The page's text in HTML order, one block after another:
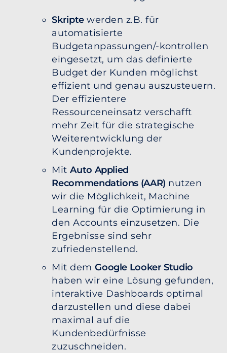
Skriptewerden z.B. für
automatisierte
Budgetanpassungen/-kontrollen
eingesetzt, um das definierte
Budget der Kunden möglichst
effizient und genau auszusteuern.
Der effizientere
Ressourceneinsatz verschafft
mehr Zeit für die strategische
Weiterentwicklung der
Kundenprojekte.
MitAuto Applied
Recommendations (AAR) nutzen
wir die Möglichkeit, Machine
Learning für die Optimierung in
den Accounts einzusetzen. Die
Ergebnisse sind sehr
zufriedenstellend.
Mit demGoogle Looker Studio
haben wir eine Lösung gefunden,
interaktive Dashboards optimal
darzustellen und diese dabei
maximal auf die
Kundenbedürfnisse
zuzuschneiden.